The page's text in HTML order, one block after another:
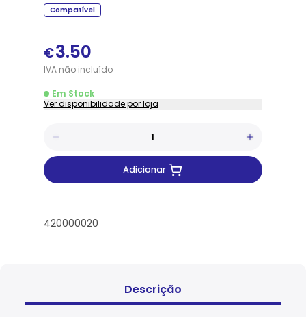
Compatível
€3.50
IVAnãoincluído
Em Stock
Ver disponibilidade por loja
Adicionar
420000020
Descrição